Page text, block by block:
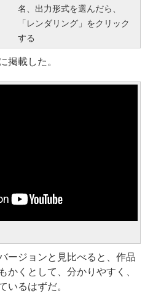
名、出力形式を選んだら、
「レンダリング」をクリック
する
掲載した。
ージョンと見比べると、作品
かくとして、分かりやすく、
いるはずだ。